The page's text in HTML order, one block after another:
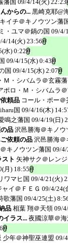
藩国 09/4/14(火) 22:23
からの... 黒崎克耶@
イチ＠キノウツン藩
・ユマ＠鍋の国 09/4/
4/14(火) 23:56
水) 0:22
09/4/15(水) 0:43
国 09/4/15(水) 2:07
Ｍ・シバムラ＠玄霧
ポロ・Ｍ・シバムラ
頼品 コール・ポー
国 09/4/16(木)
鳴之藩国 09/4/19(日)
品 沢邑勝海＠キノウ
依頼の品 沢邑勝海＠
キノウツン藩国 09/
ト 矢神サク＠レン
月) 18:55
ワマヒ国 09/4/21(火)
ャイ＠ＦＥＧ 09/4/24(
歌藩国 09/4/25(土)
品 相葉 翔＠天領 09/
イラス... 夜國涼華＠
少年＠神聖巫連盟 09/